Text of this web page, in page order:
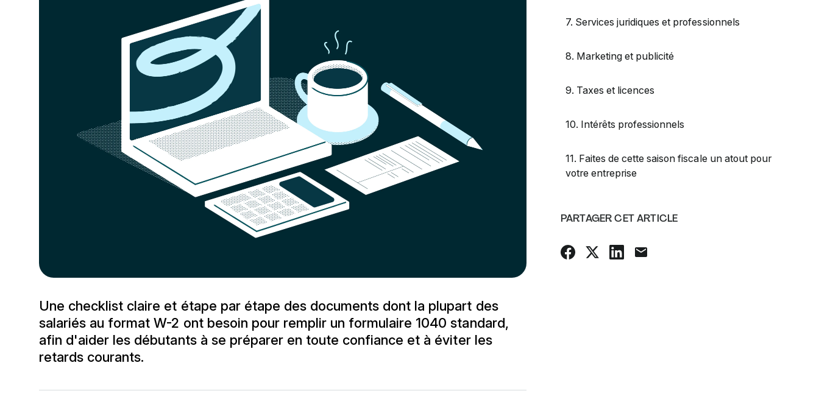
Une checklist claire et étape par étape des documents dont la plupart des
salariés au format W-2 ont besoin pour remplir un formulaire 1040 standard,
afin d'aider les débutants à se préparer en toute confiance et à éviter les
retards courants.
7. Services juridiques et professionnels
8. Marketing et publicité
9. Taxes et licences
10. Intérêts professionnels
11. Faites de cette saison fiscale un atout pour
votre entreprise
PARTAGER CET ARTICLE